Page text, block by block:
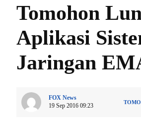
Tomohon
Aplikasi
Jaringan
FOX News
19 Sep 2016 09:23